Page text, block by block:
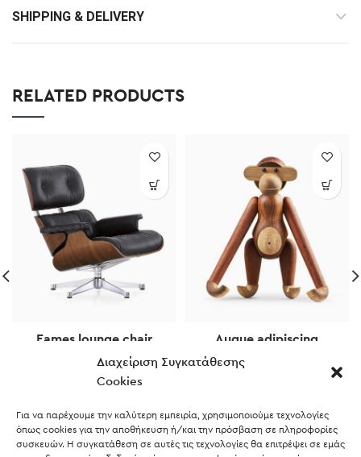
Διαχείριση Συγκατάθεσης
Cookies
Για να παρέχουμε την καλύτερη εμπειρία, χρησιμοποιούμε τεχνολογίες
όπως cookies για την αποθήκευση ή/και την πρόσβαση σε πληροφορίες
συσκευών. Η συγκατάθεση σε αυτές τις τεχνολογίες θα επιτρέψει σε εμάς
SHIPPING & DELIVERY
RELATED PRODUCTS
Eames lounge chair
Furniture
399.00
Augue adipiscing